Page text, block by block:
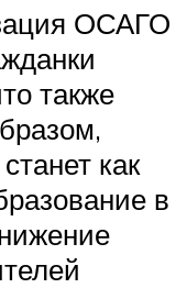
ОСАГО
также
как
в